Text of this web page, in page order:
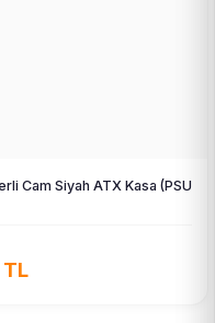
Cam Siyah ATX Kasa (PSU